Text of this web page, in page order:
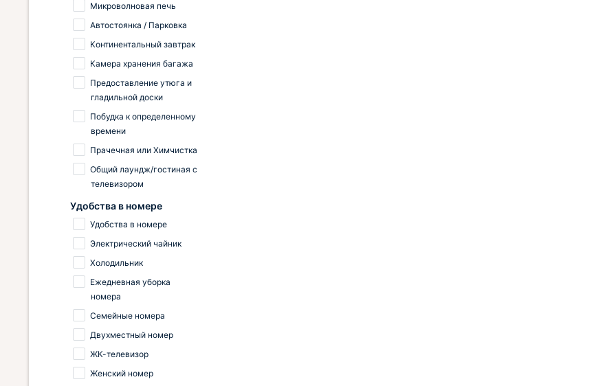
Микроволновая печь
Автостоянка / Парковка
Континентальный завтрак
Камера хранения багажа
Предоставление утюга и
гладильной доски
Побудка к определенному
времени
Прачечная или Химчистка
Общий лаундж/гостиная с
телевизором
Удобства в номере
Удобства в номере
Электрический чайник
Холодильник
Ежедневная уборка
номера
Семейные номера
Двухместный номер
ЖК-телевизор
Женский номер